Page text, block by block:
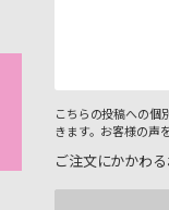
こちらの投稿への個
きます。お客様の声
ご注文にかかわ